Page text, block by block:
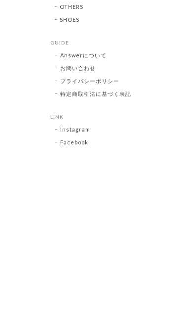
OTHERS
SHOES
GUIDE
Answerについて
お問い合わせ
プライバシーポリシー
特定商取引法に基づく表記
LINK
Instagram
Facebook